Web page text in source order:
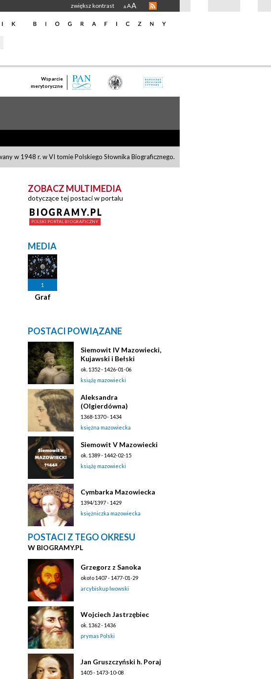
zwiększ kontrast A AA
Wsparcie
merytoryczne
w 1948 r. w VI tomie Polskiego Słownika Biograficznego.
ZOBACZ MULTIMEDIA
dotyczące tej postaci w portalu
MEDIA
1
Graf
POSTACI POWIĄZANE
Siemowit IV Mazowiecki,
Kujawski i Bełski
ok. 1352 - 1426-01-06
książę mazowiecki
Aleksandra
(Olgierdówna)
1368-1370 - 1434
księżna mazowiecka
Siemowit V Mazowiecki
ok. 1389 - 1442-02-15
książę mazowiecki
Cymbarka Mazowiecka
1394/1397 - 1429
księżniczka mazowiecka
POSTACI Z TEGO OKRESU
W BIOGRAMY.PL
Grzegorz z Sanoka
około 1407 - 1477-01-29
arcybiskup lwowski
Wojciech Jastrzębiec
ok. 1362 - 1436
prymas Polski
Jan Gruszczyński h. Poraj
1405 - 1473-10-08